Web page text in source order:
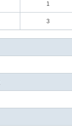
1
3